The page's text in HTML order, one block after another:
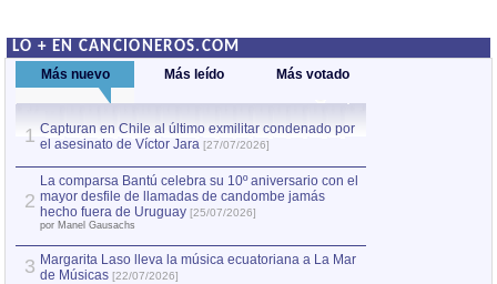
LO + EN CANCIONEROS.COM
Más nuevo Más leído Más votado
1 Capturan en Chile al último exmilitar condenado por
el asesinato de Víctor Jara [27/07/2026]
2
La comparsa Bantú celebra su 10º aniversario con el
mayor desfile de llamadas de candombe jamás
hecho fuera de Uruguay [25/07/2026]
por Manel Gausachs
3 Margarita Laso lleva la música ecuatoriana a La Mar
de Músicas [22/07/2026]